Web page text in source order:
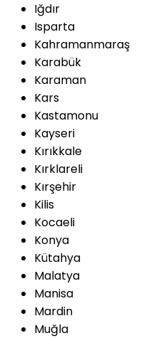
Iğdır
Isparta
Kahramanmaraş
Karabük
Karaman
Kars
Kastamonu
Kayseri
Kırıkkale
Kırklareli
Kırşehir
Kilis
Kocaeli
Konya
Kütahya
Malatya
Manisa
Mardin
Muğla